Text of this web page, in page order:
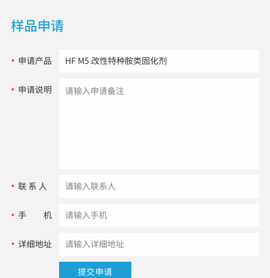
样品申请
* 申请产品
* 申请说明
* 联 系 人
* 手 机
* 详细地址